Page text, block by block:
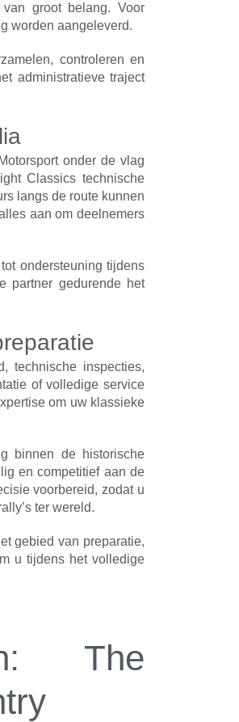
groot belang. Voor
worden aangeleverd.
controleren en
administratieve traject
onder de vlag
Classics technische
langs de route kunnen
aan om deelnemers
ondersteuning tijdens
partner gedurende het
technische inspecties,
of volledige service
om uw klassieke
binnen de historische
en competitief aan de
voorbereid, zodat u
ter wereld.
gebied van preparatie,
u tijdens het volledige
The